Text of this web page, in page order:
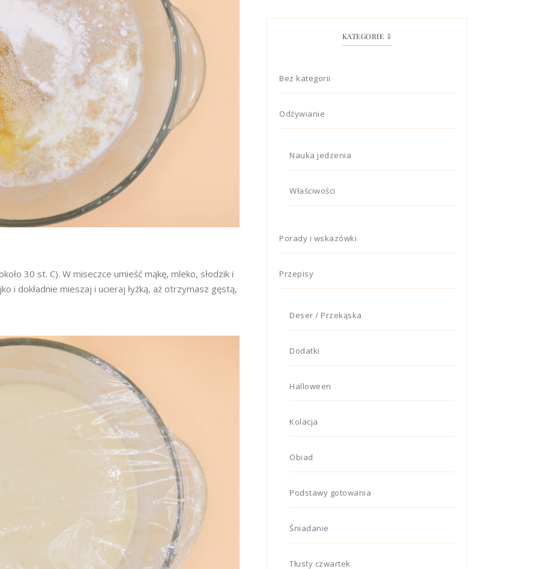
30 st. C). W miseczce umieść mąkę, mleko, słodzik i
i dokładnie mieszaj i ucieraj łyżką, aż otrzymasz gęstą,
KATEGORIE ⇩
Bez kategorii
Odżywianie
Nauka jedzenia
Właściwości
Porady i wskazówki
Przepisy
Deser / Przekąska
Dodatki
Halloween
Kolacja
Obiad
Podstawy gotowania
Śniadanie
Tłusty czwartek